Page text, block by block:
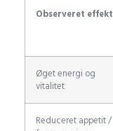
Observeret effekt
Øget energi og
vitalitet
Reduceret appetit /